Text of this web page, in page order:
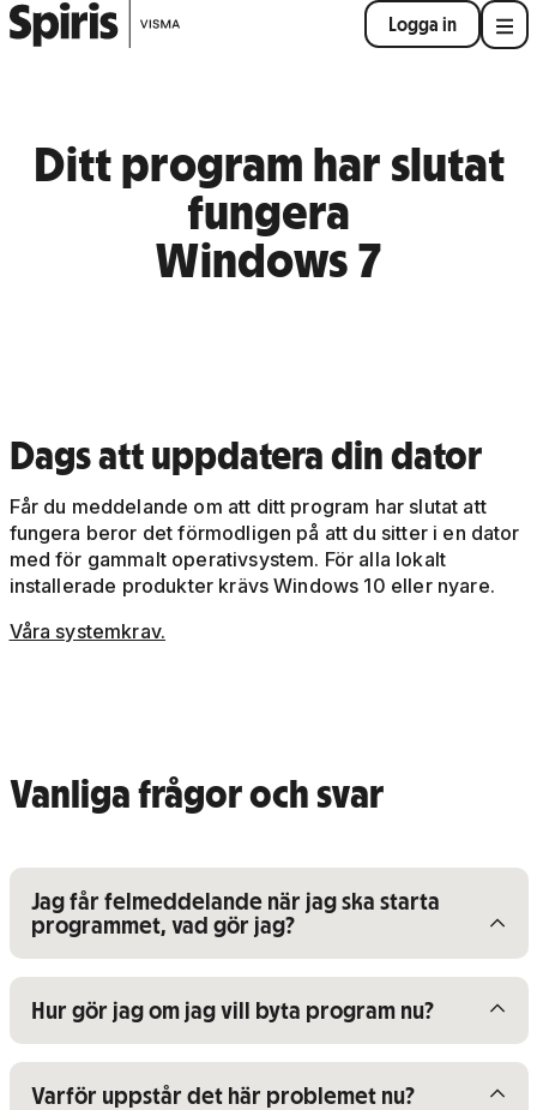
Logga in
Ditt program har slutat
fungera
Windows 7
Dags att uppdatera din dator
Får du meddelande om att ditt program har slutat att
fungera beror det förmodligen på att du sitter i en dator
med för gammalt operativsystem. För alla lokalt
installerade produkter krävs Windows 10 eller nyare.
Våra systemkrav.
Vanliga frågor och svar
Visa/dölj innehåll för
Jag får felmeddelande när jag ska starta
programmet, vad gör jag?
Visa/dölj innehåll för
Hur gör jag om jag vill byta program nu?
Visa/dölj innehåll för
Varför uppstår det här problemet nu?